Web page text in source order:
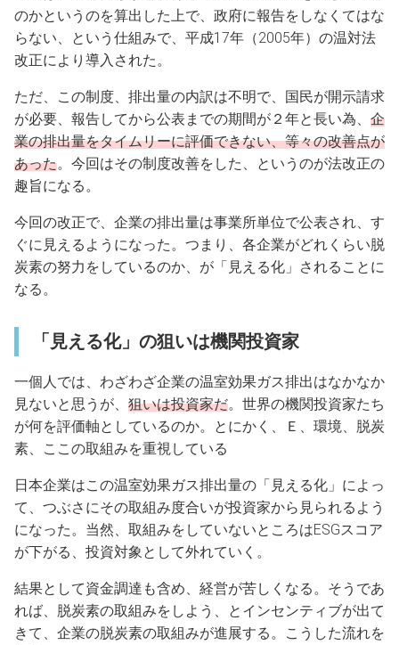
のかというのを算出した上で、政府に報告をしなくてはな
らない、という仕組みで、平成17年（2005年）の温対法
改正により導入された。
ただ、この制度、排出量の内訳は不明で、国民が開示請求
が必要、報告してから公表までの期間が２年と長い為、 企
業の排出量をタイムリーに評価できない、等々の改善点が
あった。今回はその制度改善をした、というのが法改正の
趣旨になる。
今回の改正で、企業の排出量は事業所単位で公表され、す
ぐに見えるようになった。つまり、各企業がどれくらい脱
炭素の努力をしているのか、が「見える化」されることに
なる。
「見える化」の狙いは機関投資家
一個人では、わざわざ企業の温室効果ガス排出はなかなか
見ないと思うが、 狙いは投資家だ。世界の機関投資家たち
が何を評価軸としているのか。とにかく、Ｅ、環境、脱炭
素、ここの取組みを重視している
日本企業はこの温室効果ガス排出量の「見える化」によっ
て、つぶさにその取組み度合いが投資家から見られるよう
になった。当然、取組みをしていないところはESGスコア
が下がる、投資対象として外れていく。
結果として資金調達も含め、経営が苦しくなる。そうであ
れば、脱炭素の取組みをしよう、とインセンティブが出て
きて、企業の脱炭素の取組みが進展する。こうした流れを